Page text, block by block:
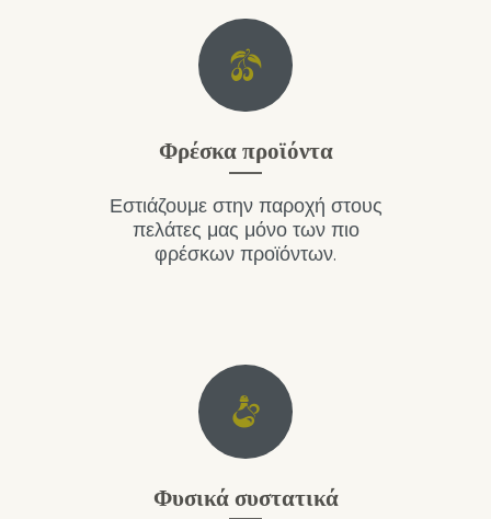
Φρέσκα προϊόντα
Εστιάζουμε στην παροχή στους
πελάτες μας μόνο των πιο
φρέσκων προϊόντων.
Φυσικά συστατικά